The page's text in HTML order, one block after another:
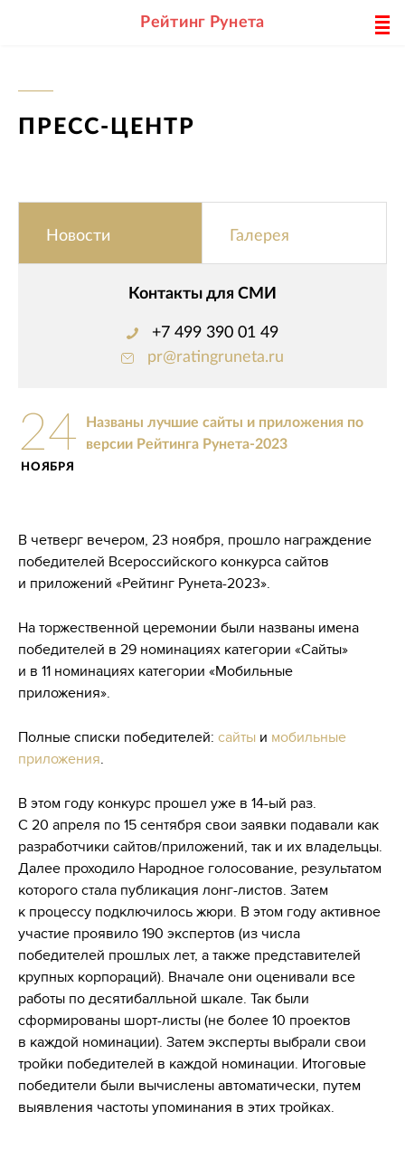
Рейтинг Рунета
ПРЕСС-ЦЕНТР
Новости Галерея
Контакты для СМИ
+7 499 390 01 49
pr@ratingruneta.ru
24
НОЯБРЯ
Названы лучшие сайты и приложения по
версии Рейтинга Рунета-2023
В четверг вечером, 23 ноября, прошло награждение
победителей Всероссийского конкурса сайтов
и приложений «Рейтинг Рунета-2023».
На торжественной церемонии были названы имена
победителей в 29 номинациях категории «Сайты»
и в 11 номинациях категории «Мобильные
приложения».
Полные списки победителей: сайты и мобильные
приложения.
В этом году конкурс прошел уже в 14-ый раз.
С 20 апреля по 15 сентября свои заявки подавали как
разработчики сайтов/приложений, так и их владельцы.
Далее проходило Народное голосование, результатом
которого стала публикация лонг-листов. Затем
к процессу подключилось жюри. В этом году активное
участие проявило 190 экспертов (из числа
победителей прошлых лет, а также представителей
крупных корпораций). Вначале они оценивали все
работы по десятибалльной шкале. Так были
сформированы шорт-листы (не более 10 проектов
в каждой номинации). Затем эксперты выбрали свои
тройки победителей в каждой номинации. Итоговые
победители были вычислены автоматически, путем
выявления частоты упоминания в этих тройках.